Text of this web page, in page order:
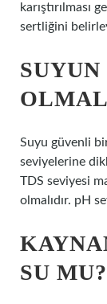
karıştırılması
sertliğini
Suyu güvenli
seviyelerine
TDS seviyesi
olmalıdır. pH
SU MU?